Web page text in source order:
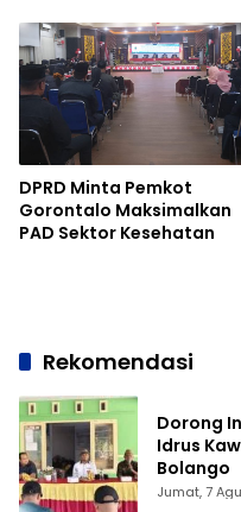
Saboe
DPRD Minta Pemkot
Gorontalo Maksimalkan
PAD Sektor Kesehatan
Rekomendasi
Dorong
Idrus
Bolango
Jumat, 7